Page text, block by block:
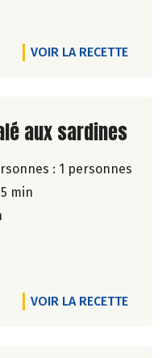
VOIR LA RECETTE
la recette
aux sardines
: 1 personnes
min
VOIR LA RECETTE